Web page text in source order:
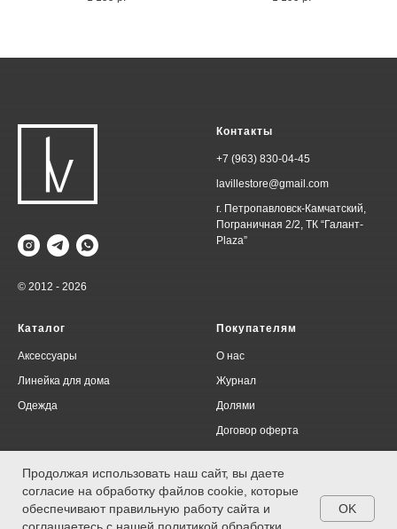
Продолжая использовать наш сайт, вы даете
согласие на обработку файлов cookie, которые
обеспечивают правильную работу сайта и
OK
© 2012 - 2026
Контакты
+7 (963) 830-04-45
lavillestore@gmail.com
г. Петропавловск-Камчатский,
Пограничная 2/2, ТК “Галант-
Plaza”
Каталог
Аксессуары
Линейка для дома
Одежда
Покупателям
О нас
Журнал
Долями
Договор оферта